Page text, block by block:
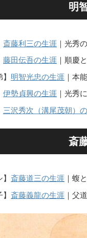
明
斎藤利三の生涯 ｜光秀
藤田伝吾の生涯 ｜順慶
明智光忠の生涯 ｜本
伊勢貞興の生涯 ｜光秀
三沢秀次（溝尾茂朝）
斎
斎藤道三の生涯 ｜蝮
斎藤義龍の生涯 ｜父